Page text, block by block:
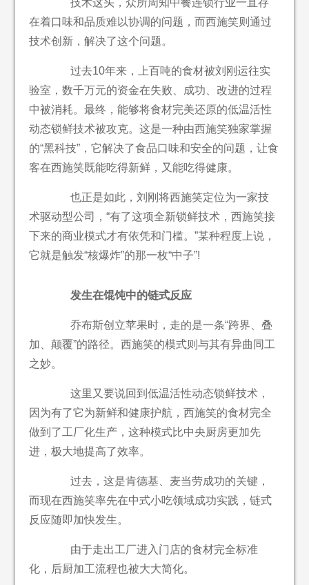
技术这头，众所周知中餐连锁行业一直存
在着口味和品质难以协调的问题，而西施笑则通过
技术创新，解决了这个问题。
过去10年来，上百吨的食材被刘刚运往实
验室，数千万元的资金在失败、成功、改进的过程
中被消耗。最终，能够将食材完美还原的低温活性
动态锁鲜技术被攻克。这是一种由西施笑独家掌握
的“黑科技”，它解决了食品口味和安全的问题，让食
客在西施笑既能吃得新鲜，又能吃得健康。
也正是如此，刘刚将西施笑定位为一家技
术驱动型公司，“有了这项全新锁鲜技术，西施笑接
下来的商业模式才有依凭和门槛。”某种程度上说，
它就是触发“核爆炸”的那一枚“中子”!
发生在馄饨中的链式反应
乔布斯创立苹果时，走的是一条“跨界、叠
加、颠覆”的路径。西施笑的模式则与其有异曲同工
之妙。
这里又要说回到低温活性动态锁鲜技术，
因为有了它为新鲜和健康护航，西施笑的食材完全
做到了工厂化生产，这种模式比中央厨房更加先
进，极大地提高了效率。
过去，这是肯德基、麦当劳成功的关键，
而现在西施笑率先在中式小吃领域成功实践，链式
反应随即加快发生。
由于走出工厂进入门店的食材完全标准
化，后厨加工流程也被大大简化。